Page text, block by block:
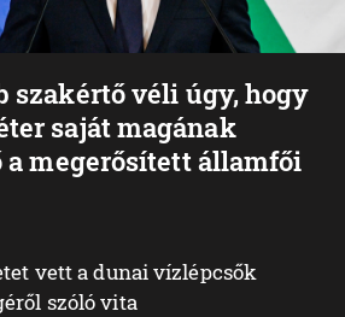
szakértő véli úgy, hogy
saját magának
megerősített államfői
vett a dunai vízlépcsők
szóló vita